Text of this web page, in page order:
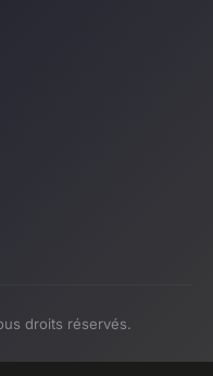
droits réservés.